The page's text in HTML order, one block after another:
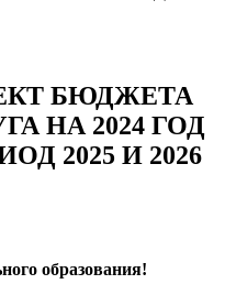
Салгир: работы ведутся
05.09.2025
БЮДЖЕТА
НА 2024 ГОД
2025 И 2026
образования!